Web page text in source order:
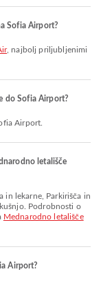
Sofia Airport?
, najbolj priljubljenimi
do Sofia Airport?
Airport.
letališče
Podrobnosti o
Mednarodno letališče
Airport?